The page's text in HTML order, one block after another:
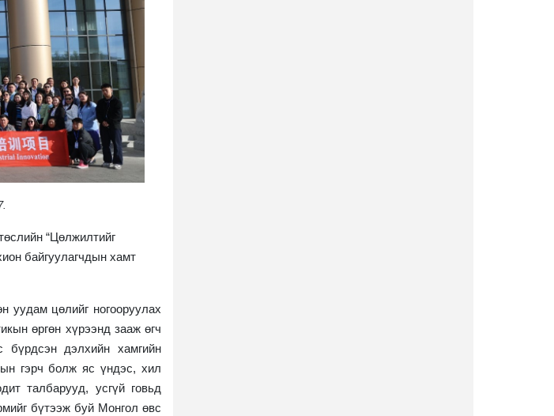
“Цөлжилтийг
байгуулагчдын хамт
уудам цөлийг ногооруулах
өргөн хүрээнд зааж өгч
дэлхийн хамгийн
гэрч болж яс үндэс, хил
талбарууд, усгүй говьд
бүтээж буй Монгол өвс